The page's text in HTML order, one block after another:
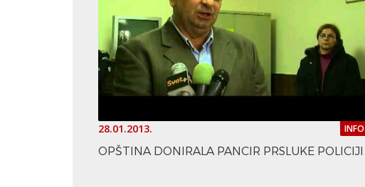
28.01.2013. INFO
OPŠTINA DONIRALA PANCIR PRSLUKE POLICIJI